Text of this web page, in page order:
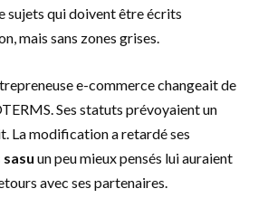
sujets qui doivent être écrits
mais sans zones grises.
e-commerce changeait de
Ses statuts prévoyaient un
La modification a retardé ses
un peu mieux pensés lui auraient
avec ses partenaires.